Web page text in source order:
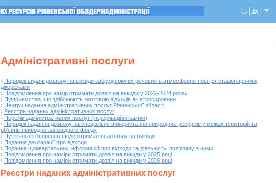
Адміністративні послуги
› Порядок видачі дозволу на викиди забруднюючих речовин в атмосферне повітря стаціонарними
джерелами
› Повідомлення про намір отримати дозвіл на викиди у 2022-2024 роках
› Підприємства, що здійснюють заготівлю відходів як вторсировини
› Центри надання адміністративних послуг Рівненської області
› Реєстри наданих адміністративних послуг
› Перелік адміністративних послуг (інформаційні картки)
› Порядок надання дозволу на спеціальне використання природних ресурсів у межах територій та
об’єктів природно-заповідного фонду
› Публічні обговорення щодо отримання дозволу на викиди
› Подання декларації про відходи
› Подання щоквартальних інформацій про відходи та діяльність, пов'язану з ними
› Повідомлення про наміри отримати дозвіл на викиди у 2025 році
› Повідомлення про наміри отримати дозвіл на викиди у 2026 році
Реєстри наданих адміністративних послуг